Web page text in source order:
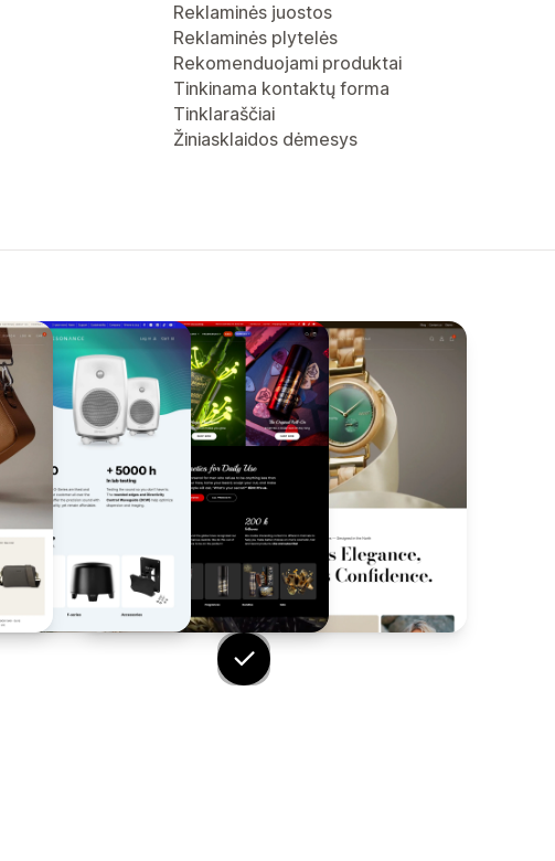
Reklaminės juostos
Reklaminės plytelės
Rekomenduojami produktai
Tinkinama kontaktų forma
Tinklaraščiai
Žiniasklaidos dėmesys